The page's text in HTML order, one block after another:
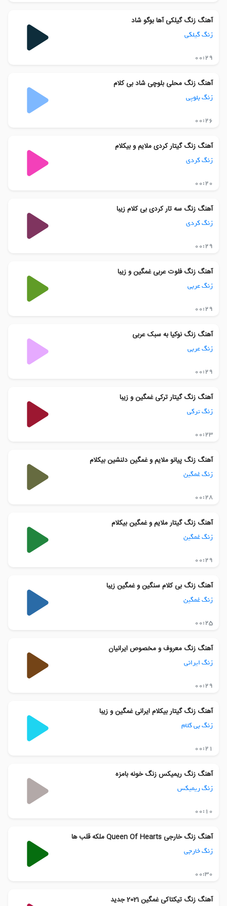
آهنگ زنگ گیلکی آها بوگو شاد
زنگ گیلکی
00:29
آهنگ زنگ محلی بلوچی شاد بی کلام
زنگ بلوپی
00:26
آهنگ زنگ گیتار کردی ملایم و بیکلام
زنگ کردی
00:20
آهنگ زنگ سه تار کردی بی کلام زیبا
زنگ کردی
00:29
آهنگ زنگ فلوت عربی غمگین و زیبا
زنگ عربی
00:29
آهنگ زنگ نوکیا به سبک عربی
زنگ عربی
00:29
آهنگ زنگ گیتار ترکی غمگین و زیبا
زنگ ترکی
00:23
آهنگ زنگ پیانو ملایم و غمگین دلنشین بیکلام
زنگ غمگین
00:28
آهنگ زنگ گیتار ملایم و غمگین بیکلام
زنگ غمگین
00:29
آهنگ زنگ بی کلام سنگین و غمگین زیبا
زنگ غمگین
00:25
آهنگ زنگ معروف و مخصوص ایرانیان
زنگ ایرانی
00:29
آهنگ زنگ گیتار بیکلام ایرانی غمگین و زیبا
زنگ بی کلام
00:21
آهنگ زنگ ریمیکس زنگ خونه بامزه
زنگ ریمیکس
00:10
آهنگ زنگ خارجی Queen Of Hearts ملکه قلب ها
زنگ خارجی
00:30
آهنگ زنگ تیکتاکی غمگین 2021 جدید